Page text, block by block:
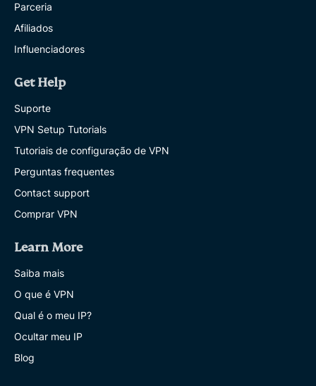
Parceria
Afiliados
Influenciadores
Get Help
Suporte
VPN Setup Tutorials
Tutoriais de configuração de VPN
Perguntas frequentes
Contact support
Comprar VPN
Learn More
Saiba mais
O que é VPN
Qual é o meu IP?
Ocultar meu IP
Blog